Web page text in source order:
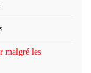
malgré les